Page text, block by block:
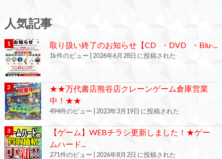
人気記事
取り扱い終了のお知らせ【CD ・DVD ・Blu-...
1k件のビュー 2026年6月28日 に投稿された
★★万代書店熊谷店クレーンゲーム倉庫営業
中！★★
494件のビュー 2023年3月19日 に投稿された
【ゲーム】WEBチラシ更新しました！★ゲー
ムハード...
271件のビュー 2026年8月2日 に投稿された